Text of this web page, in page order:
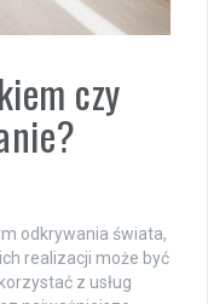
czy
odkrywania świata,
realizacji może być
z usług